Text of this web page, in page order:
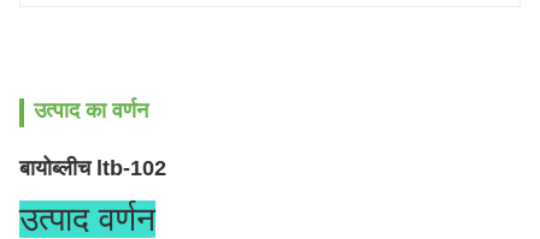
उत्पाद का वर्णन
बायोब्लीच ltb-102
उत्पाद वर्णन